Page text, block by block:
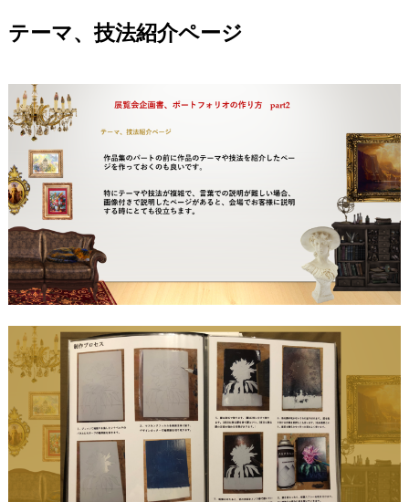
テーマ、技法紹介ページ